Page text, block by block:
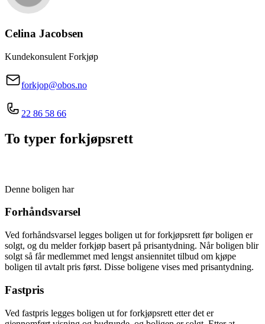
Celina Jacobsen
Kundekonsulent Forkjøp
forkjop@obos.no
22 86 58 66
To typer forkjøpsrett
Denne boligen har
Forhåndsvarsel
Ved forhåndsvarsel legges boligen ut for forkjøpsrett før boligen er
solgt, og du melder forkjøp basert på prisantydning. Når boligen blir
solgt så får medlemmet med lengst ansiennitet tilbud om kjøpe
boligen til avtalt pris først. Disse boligene vises med prisantydning.
Fastpris
Ved fastpris legges boligen ut for forkjøpsrett etter det er